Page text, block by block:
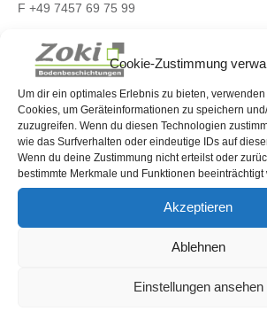
Cookie-Zustimmung
Um dir ein optimales Erlebnis zu bieten,
Cookies, um Geräteinformationen zu speichern
zuzugreifen. Wenn du diesen Technologien
wie das Surfverhalten oder eindeutige IDs auf
Wenn du deine Zustimmung nicht erteilst oder
bestimmte Merkmale und Funktionen beeinträchtigt
Akzeptieren
Ablehnen
Einstellungen ansehen
F +49 7457 69 75 99
info@zoki-bodenbeschichtungen.de
www.zoki-bodenbeschichtungen.de
...finde uns auf Instagram
LEISTUNGEN
Terrassenbeschichtung